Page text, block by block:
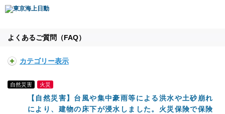
よくあるご質問（FAQ）
カテゴリー表示
自然災害 火災
【自然災害】台風や集中豪雨等による洪水や土砂崩れ
により、建物の床下が浸水しました。火災保険で保険